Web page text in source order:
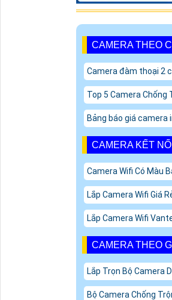
CAMERA THEO
Camera đàm thoại 2
Top 5 Camera Chống
Bảng báo giá camera
CAMERA KẾT
Camera Wifi Có Màu
Lắp Camera Wifi Giá
Lắp Camera Wifi
CAMERA THEO
Lắp Trọn Bộ Camera
Bộ Camera Chống